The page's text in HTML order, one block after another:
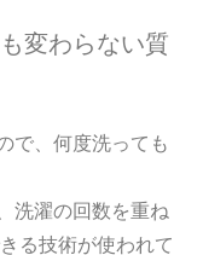
変わらない質
で、何度洗っても
洗濯の回数を重ね
る技術が使われて